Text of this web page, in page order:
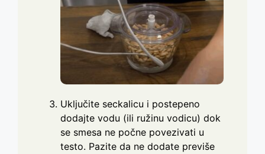
Uključite seckalicu i postepeno
dodajte vodu (ili ružinu vodicu) dok
se smesa ne počne povezivati u
testo. Pazite da ne dodate previše